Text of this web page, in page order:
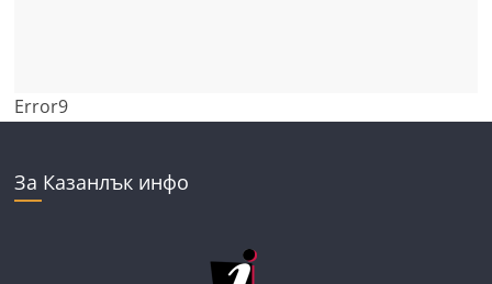
Error9
За Казанлък инфо